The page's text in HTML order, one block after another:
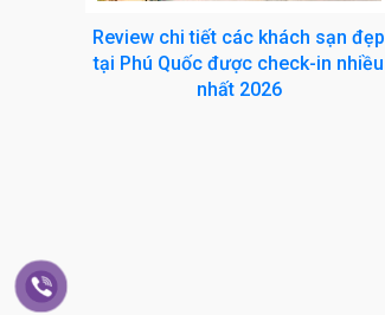
Review chi tiết các khách sạn đẹp
tại Phú Quốc được check-in nhiều
nhất 2026